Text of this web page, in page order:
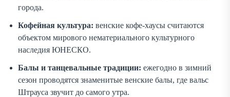
города.
Кофейная культура: венские кофе-хаусы считаются
объектом мирового нематериального культурного
наследия ЮНЕСКО.
Балы и танцевальные традиции: ежегодно в зимний
сезон проводятся знаменитые венские балы, где вальс
Штрауса звучит до самого утра.